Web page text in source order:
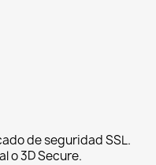
de seguridad SSL.
o 3D Secure.